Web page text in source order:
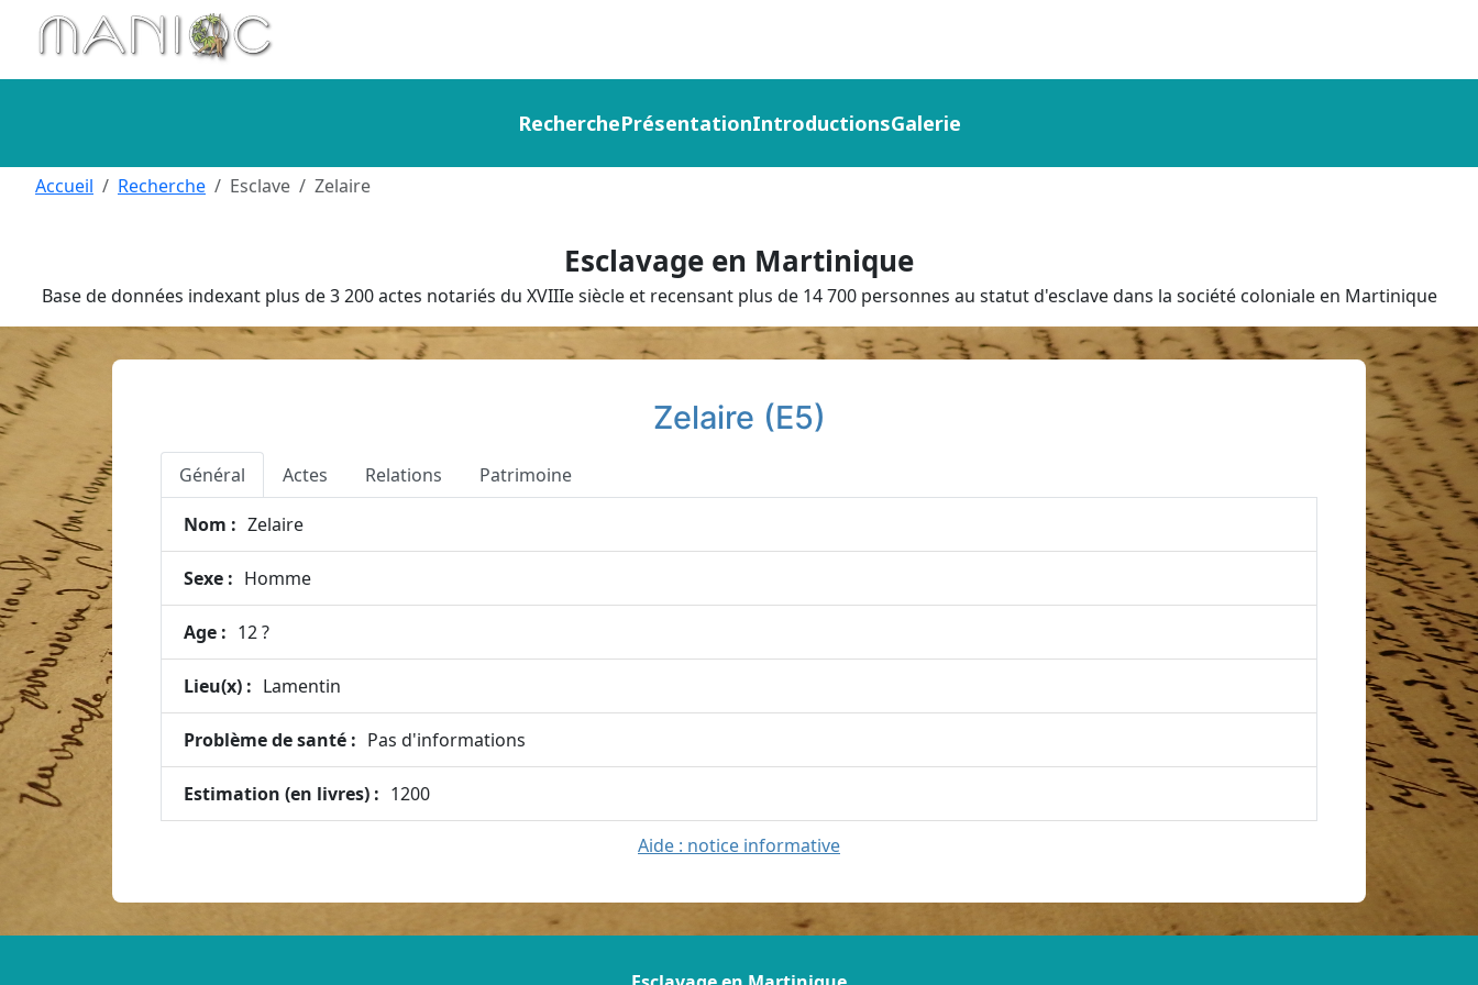
Aller au contenu principal
RecherchePrésentationIntroductionsGalerie
Esclavage en Martinique
Base de données indexant plus de 3 200 actes notariés du XVIIIe siècle et recensant plus de 14 700 personnes au statut d'esclave dans la société coloniale en Martinique
Accueil Recherche Esclave Zelaire
Zelaire (E5)
Général Actes Relations Patrimoine
Nom : Zelaire
Sexe : Homme
Age : 12 ?
Lieu(x) : Lamentin
Problème de santé : Pas d'informations
Estimation (en livres) : 1200
Aide : notice informative